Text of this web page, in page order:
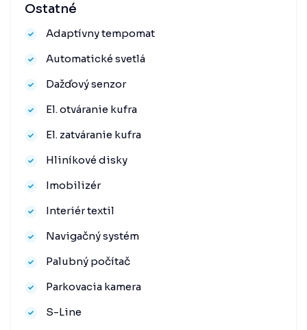
Ostatné
Adaptívny tempomat
Automatické svetlá
Dažďový senzor
El. otváranie kufra
El. zatváranie kufra
Hliníkové disky
Imobilizér
Interiér textil
Navigačný systém
Palubný počítač
Parkovacia kamera
S-Line